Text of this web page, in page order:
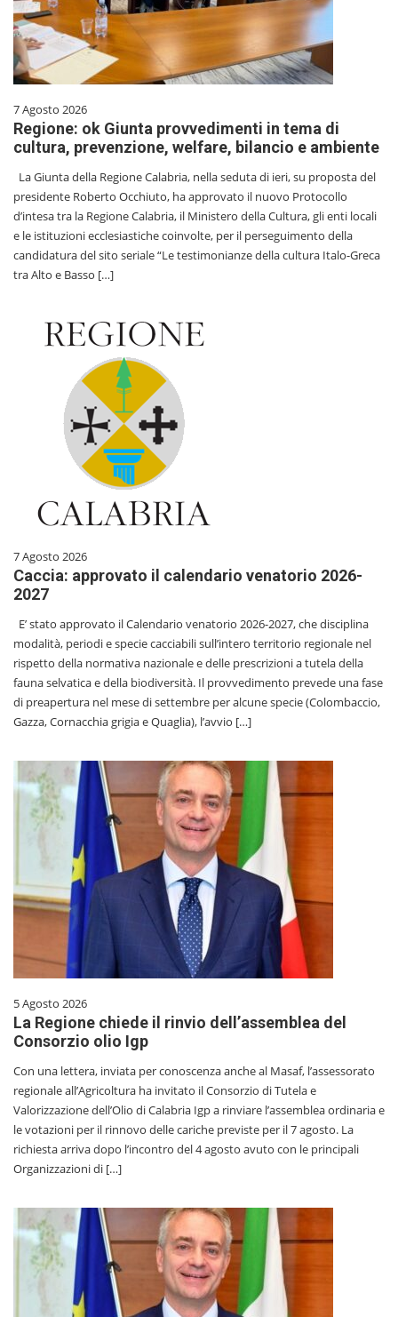
7 Agosto 2026
Regione: ok Giunta provvedimenti in tema di
cultura, prevenzione, welfare, bilancio e ambiente
La Giunta della Regione Calabria, nella seduta di ieri, su proposta del
presidente Roberto Occhiuto, ha approvato il nuovo Protocollo
d’intesa tra la Regione Calabria, il Ministero della Cultura, gli enti locali
e le istituzioni ecclesiastiche coinvolte, per il perseguimento della
candidatura del sito seriale “Le testimonianze della cultura Italo-Greca
tra Alto e Basso […]
7 Agosto 2026
Caccia: approvato il calendario venatorio 2026-
2027
E’ stato approvato il Calendario venatorio 2026-2027, che disciplina
modalità, periodi e specie cacciabili sull’intero territorio regionale nel
rispetto della normativa nazionale e delle prescrizioni a tutela della
fauna selvatica e della biodiversità. Il provvedimento prevede una fase
di preapertura nel mese di settembre per alcune specie (Colombaccio,
Gazza, Cornacchia grigia e Quaglia), l’avvio […]
5 Agosto 2026
La Regione chiede il rinvio dell’assemblea del
Consorzio olio Igp
Con una lettera, inviata per conoscenza anche al Masaf, l’assessorato
regionale all’Agricoltura ha invitato il Consorzio di Tutela e
Valorizzazione dell’Olio di Calabria Igp a rinviare l’assemblea ordinaria e
le votazioni per il rinnovo delle cariche previste per il 7 agosto. La
richiesta arriva dopo l’incontro del 4 agosto avuto con le principali
Organizzazioni di […]